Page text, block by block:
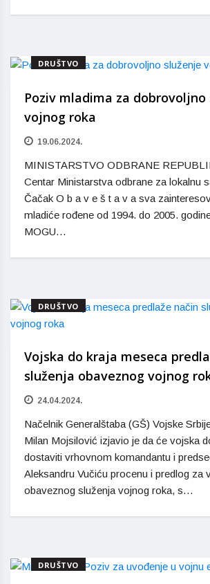
DRUŠTVO
Poziv mladima za dobrovoljno
vojnog roka
19.06.2024.
MINISTARSTVO ODBRANE
Centar Ministarstva odbrane za lokalnu
Čačak O b a v e š t a v a sva
mladiće rođene od 1994. do 2005.
MOGU…
DRUŠTVO
Vojska do kraja meseca
služenja obaveznog vojnog
24.04.2024.
Načelnik Generalštaba (GŠ) Vojske
Milan Mojsilović izjavio je da će vojska
dostaviti vrhovnom komandantu i
Aleksandru Vučiću procenu i predlog za
obaveznog služenja vojnog roka, s…
DRUŠTVO